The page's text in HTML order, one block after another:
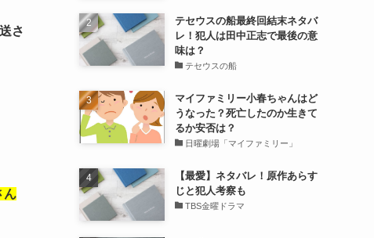
さ
ん
テセウスの船最終回結末ネタバ
レ！犯人は田中正志で最後の意
味は？
テセウスの船
マイファミリー小春ちゃんはど
うなった？死亡したのか生きて
るか安否は？
日曜劇場「マイファミリー」
【最愛】ネタバレ！原作あらす
じと犯人考察も
TBS金曜ドラマ